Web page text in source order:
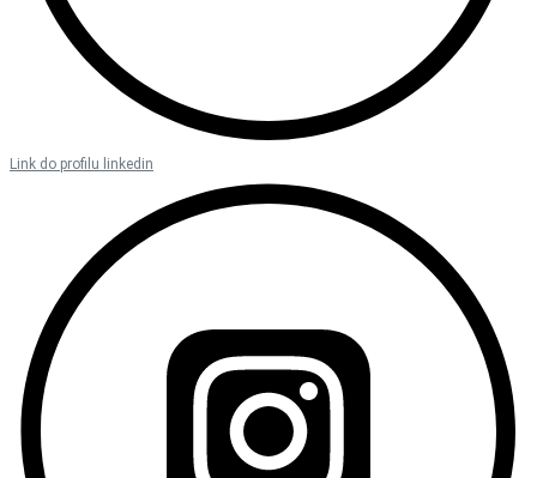
Link do profilu linkedin